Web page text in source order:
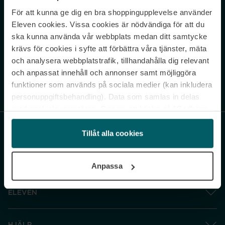
För att kunna ge dig en bra shoppingupplevelse använder
Eleven cookies. Vissa cookies är nödvändiga för att du
ska kunna använda vår webbplats medan ditt samtycke
krävs för cookies i syfte att förbättra våra tjänster, mäta
och analysera webbplatstrafik, tillhandahålla dig relevant
och anpassat innehåll och annonser samt möjliggöra
funktioner som används på sociala medier (kan inkludera
personuppgiftsbehandling). Data som samlas in delas
och gå vidare” accepterar du samtliga cookies medan du
under ”Inställningar” kan anpassa användningen av
cookies. Du kan återkalla ditt samtycke när som helst.
Tillåt alla cookies
Anpassa
Never miss a beat.
Sign up to our newsletter.
Genom att prenumerera accepterar du vår Integritetspolicy. Avprenumerera
ELEVEN